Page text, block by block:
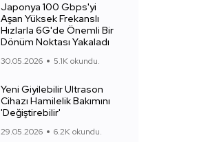
Japonya 100 Gbps'yi
Aşan Yüksek Frekanslı
Hızlarla 6G'de Önemli Bir
Dönüm Noktası Yakaladı
30.05.2026 5.1K okundu.
Yeni Giyilebilir Ultrason
Cihazı Hamilelik Bakımını
'Değiştirebilir'
29.05.2026 6.2K okundu.